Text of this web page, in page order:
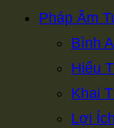
Pháp Âm
Bình
Hiếu
Khai
Lợi